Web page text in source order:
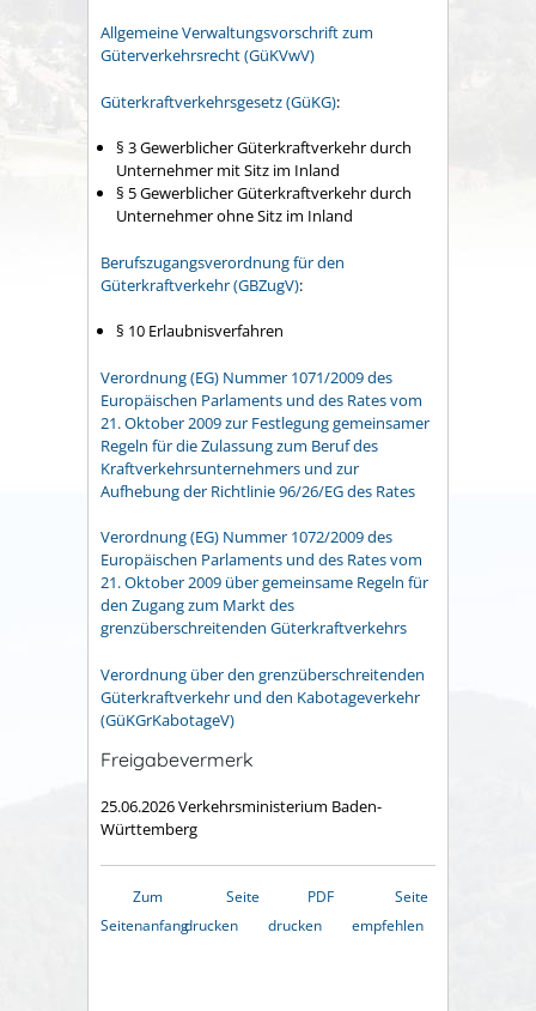
Allgemeine Verwaltungsvorschrift zum
Güterverkehrsrecht (GüKVwV)
Güterkraftverkehrsgesetz (GüKG):
§ 3 Gewerblicher Güterkraftverkehr durch
Unternehmer mit Sitz im Inland
§ 5 Gewerblicher Güterkraftverkehr durch
Unternehmer ohne Sitz im Inland
Berufszugangsverordnung für den
Güterkraftverkehr (GBZugV):
§ 10 Erlaubnisverfahren
Verordnung (EG) Nummer 1071/2009 des
Europäischen Parlaments und des Rates vom
21. Oktober 2009 zur Festlegung gemeinsamer
Regeln für die Zulassung zum Beruf des
Kraftverkehrsunternehmers und zur
Aufhebung der Richtlinie 96/26/EG des Rates
Verordnung (EG) Nummer 1072/2009 des
Europäischen Parlaments und des Rates vom
21. Oktober 2009 über gemeinsame Regeln für
den Zugang zum Markt des
grenzüberschreitenden Güterkraftverkehrs
Verordnung über den grenzüberschreitenden
Güterkraftverkehr und den Kabotageverkehr
(GüKGrKabotageV)
Freigabevermerk
25.06.2026 Verkehrsministerium Baden-
Württemberg
Zum
Seitenanfang
Seite
drucken
PDF
drucken
Seite
empfehlen